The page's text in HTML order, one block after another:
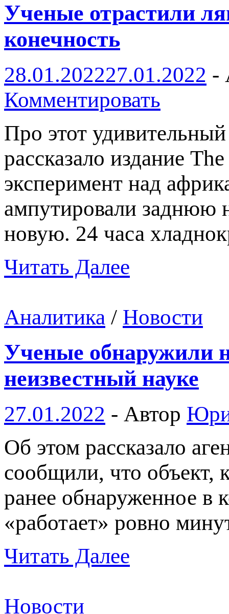
Ученые отрастили
конечность
28.01.202227.01.2022 -
Комментировать
Про этот
рассказало издание
эксперимент над
ампутировали заднюю
новую. 24 часа
Читать Далее
Аналитика / Новости
Ученые обнаружили
неизвестный науке
27.01.2022 - Автор
Об этом рассказало
сообщили, что объект,
ранее обнаруженное в
«работает» ровно
Читать Далее
Новости